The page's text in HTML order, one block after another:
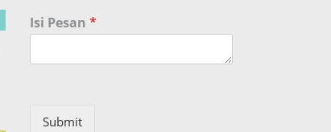
Isi Pesan *
Submit